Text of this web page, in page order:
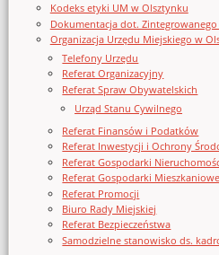
Kodeks etyki UM w Olsztynku
Dokumentacja dot. Zintegrowanego
Organizacja Urzędu Miejskiego w
Telefony Urzędu
Referat Organizacyjny
Referat Spraw Obywatelskich
Urząd Stanu Cywilnego
Referat Finansów i Podatków
Referat Inwestycji i Ochrony
Referat Gospodarki
Referat Gospodarki
Referat Promocji
Biuro Rady Miejskiej
Referat Bezpieczeństwa
Samodzielne stanowisko ds.